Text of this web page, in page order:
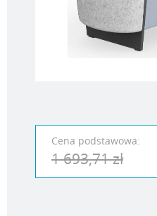
Cena podstawowa:
1 693,71 zł